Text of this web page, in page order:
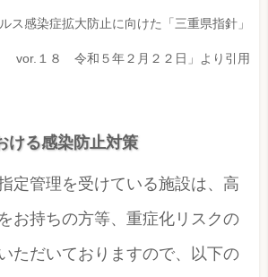
ス感染症拡大防止に向けた「三重県指針」
vor.１８ 令和５年２月２２日」より引用
ける感染防止対策
定管理を受けている施設は、高
お持ちの方等、重症化リスクの
ただいておりますので、以下の